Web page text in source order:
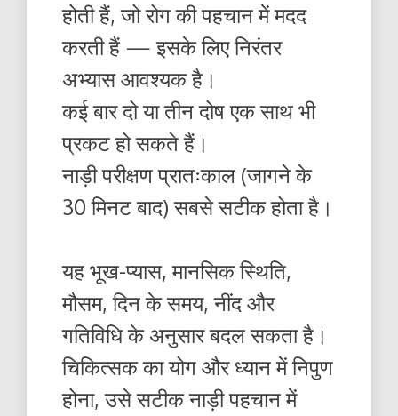
होती हैं, जो रोग की पहचान में मदद
करती हैं — इसके लिए निरंतर
अभ्यास आवश्यक है।
कई बार दो या तीन दोष एक साथ भी
प्रकट हो सकते हैं।
नाड़ी परीक्षण प्रातःकाल (जागने के
30 मिनट बाद) सबसे सटीक होता है।
यह भूख-प्यास, मानसिक स्थिति,
मौसम, दिन के समय, नींद और
गतिविधि के अनुसार बदल सकता है।
चिकित्सक का योग और ध्यान में निपुण
होना, उसे सटीक नाड़ी पहचान में